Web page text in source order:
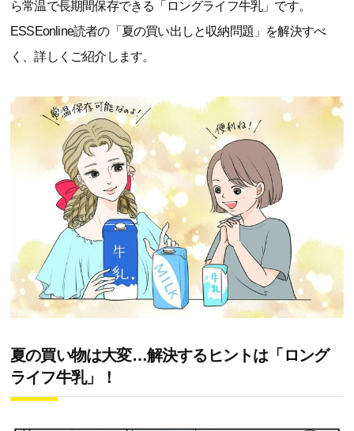
ら常温で長期間保存できる「ロングライフ牛乳」です。
ESSEonline読者の「夏の買い出しと収納問題」を解決すべ
く、詳しくご紹介します。
夏の買い物は大変…解決するヒントは「ロング
ライフ牛乳」！